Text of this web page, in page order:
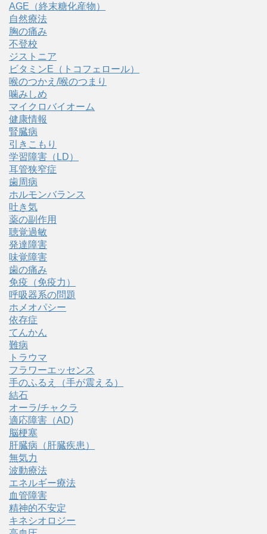
AGE（終末糖化産物）
自然療法
胸の痛み
不登校
ジストニア
ビタミンE（トコフェロール）
喉のつかえ/喉のつまり
噛みしめ
マイクロバイオーム
健康情報
腎臓病
引きこもり
学習障害（LD）
耳管狭窄症
歯周病
ホルモンバランス
吐き気
薬の副作用
聴覚過敏
発達障害
味覚障害
歯の痛み
免疫（免疫力）
呼吸器系の問題
ホメオパシー
依存症
てんかん
難病
トラウマ
フラワーエッセンス
手のふるえ（手が震える）
結石
オーラ/チャクラ
適応障害（AD)
脳梗塞
肝臓病（肝臓疾患）
無気力
波動療法
エネルギー療法
血管障害
精神的不安定
キネシオロジー